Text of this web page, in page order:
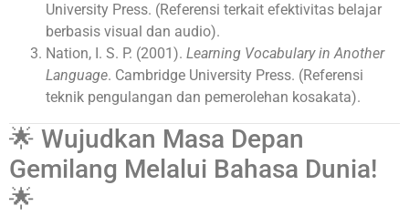
University Press. (Referensi terkait efektivitas belajar
berbasis visual dan audio).
Nation, I. S. P. (2001). Learning Vocabulary in Another
Language. Cambridge University Press. (Referensi
teknik pengulangan dan pemerolehan kosakata).
🌟 Wujudkan Masa Depan
Gemilang Melalui Bahasa Dunia!
🌟